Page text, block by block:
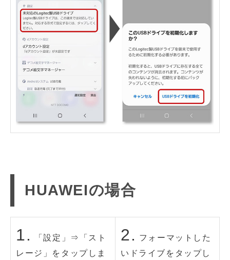
HUAWEIの場合
1.
「設定」⇒「スト
レージ」をタップしま
2.
フォーマットした
いドライブをタップし